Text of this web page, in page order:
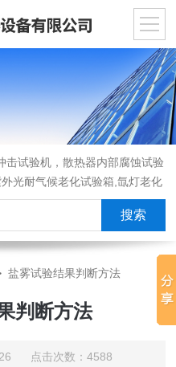
击试验机，散热器内部腐蚀试验
光耐气候老化试验箱,氙灯老化
汽车内饰材料燃烧试验机
盐雾试验结果判断方法
判断方法
26 点击次数：4588